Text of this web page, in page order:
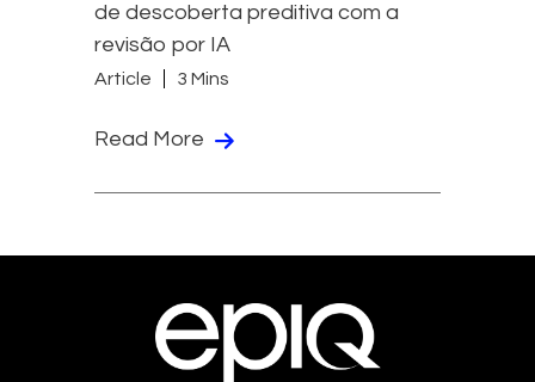
de descoberta preditiva com a
revisão por IA
Article 3 Mins
Read More